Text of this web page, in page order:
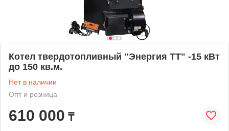
Котел твердотопливный "Энергия ТТ" -15 кВт
до 150 кв.м.
Нет в наличии
Опт и розница
610 000 ₸